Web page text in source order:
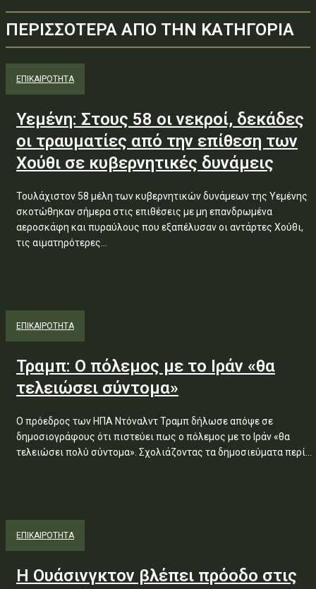
ΠΕΡΙΣΣΟΤΕΡΑ ΑΠΟ ΤΗΝ ΚΑΤΗΓΟΡΙΑ
ΕΠΙΚΑΙΡΟΤΗΤΑ
Υεμένη: Στους 58 οι νεκροί, δεκάδες
οι τραυματίες από την επίθεση των
Χούθι σε κυβερνητικές δυνάμεις
Τουλάχιστον 58 μέλη των κυβερνητικών δυνάμεων της Υεμένης
σκοτώθηκαν σήμερα στις επιθέσεις με μη επανδρωμένα
αεροσκάφη και πυραύλους που εξαπέλυσαν οι αντάρτες Χούθι,
τις αιματηρότερες...
ΕΠΙΚΑΙΡΟΤΗΤΑ
Τραμπ: Ο πόλεμος με το Ιράν «θα
τελειώσει σύντομα»
Ο πρόεδρος των ΗΠΑ Ντόναλντ Τραμπ δήλωσε απόψε σε
δημοσιογράφους ότι πιστεύει πως ο πόλεμος με το Ιράν «θα
τελειώσει πολύ σύντομα». Σχολιάζοντας τα δημοσιεύματα περί...
ΕΠΙΚΑΙΡΟΤΗΤΑ
Η Ουάσινγκτον βλέπει πρόοδο στις